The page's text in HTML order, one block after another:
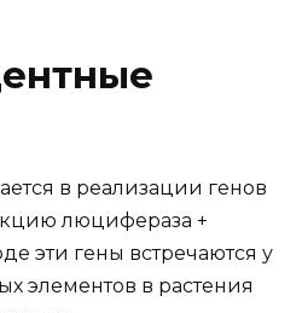
в реализации генов
люцифераза +
эти гены встречаются у
элементов в растения